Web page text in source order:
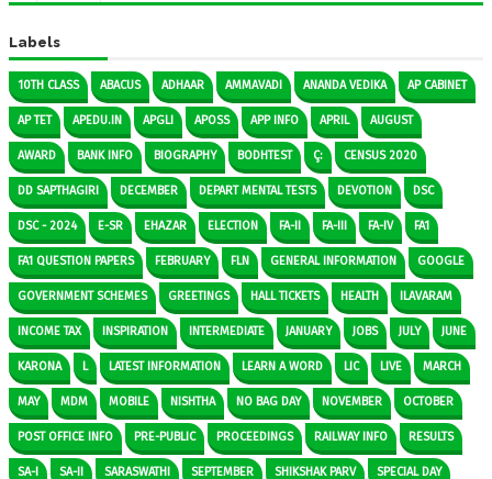
Labels
10TH CLASS ABACUS ADHAAR AMMAVADI ANANDA VEDIKA AP CABINET
AP TET APEDU.IN APGLI APOSS APP INFO APRIL AUGUST
AWARD BANK INFO BIOGRAPHY BODHTEST Ç: CENSUS 2020
DD SAPTHAGIRI DECEMBER DEPART MENTAL TESTS DEVOTION DSC
DSC - 2024 E-SR EHAZAR ELECTION FA-II FA-III FA-IV FA1
FA1 QUESTION PAPERS FEBRUARY FLN GENERAL INFORMATION GOOGLE
GOVERNMENT SCHEMES GREETINGS HALL TICKETS HEALTH ILAVARAM
INCOME TAX INSPIRATION INTERMEDIATE JANUARY JOBS JULY JUNE
KARONA L LATEST INFORMATION LEARN A WORD LIC LIVE MARCH
MAY MDM MOBILE NISHTHA NO BAG DAY NOVEMBER OCTOBER
POST OFFICE INFO PRE-PUBLIC PROCEEDINGS RAILWAY INFO RESULTS
SA-I SA-II SARASWATHI SEPTEMBER SHIKSHAK PARV SPECIAL DAY